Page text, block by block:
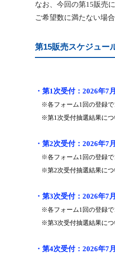
なお、今回の第15販売
ご希望数に満たない場
第15販売スケジュー
・第1次受付： 2026年7月
※各フォーム1 回の登録で
※第1次受付抽選結果につ
・第2次受付： 2026年7月
※各フォーム1 回の登録で
※第2次受付抽選結果につ
・第3次受付： 2026年7月
※各フォーム1 回の登録で
※第3次受付抽選結果につ
・第4次受付： 2026年7月